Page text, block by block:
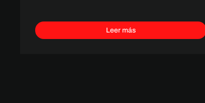
Leer más